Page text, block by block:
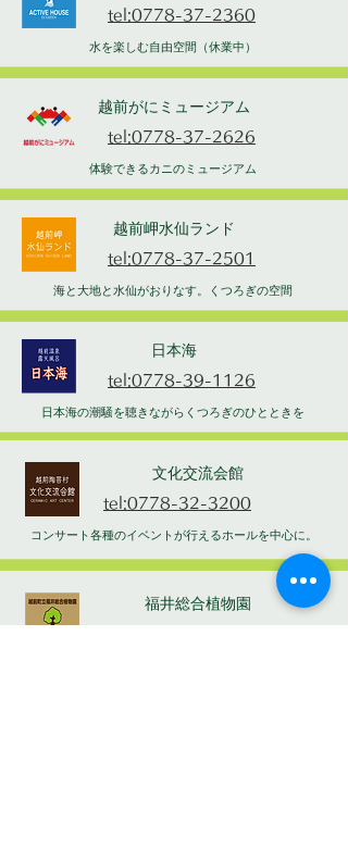
tel:0778-37-2360
水を楽しむ自由空間（休業中）
越前がにミュージアム
tel:0778-37-2626
体験できるカニのミュージアム
越前岬水仙ランド
tel:0778-37-2501
海と大地と水仙がおりなす。くつろぎの空間
日本海
tel:0778-39-1126
日本海の潮騒を聴きながらくつろぎのひとときを
文化交流会館
tel:0778-32-3200
コンサート各種のイベントが行えるホールを中心に。
福井総合植物園